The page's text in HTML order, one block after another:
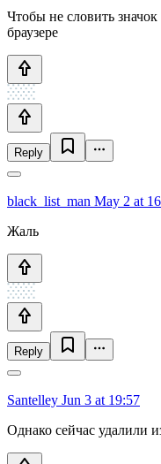
Чтобы не словить
браузере
Reply
black_list_man May 2 at
Жаль
Reply
Santelley Jun 3 at 19:57
Однако сейчас удалили